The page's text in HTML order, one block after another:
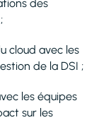
des
cloud avec les
de la DSI ;
les équipes
sur les